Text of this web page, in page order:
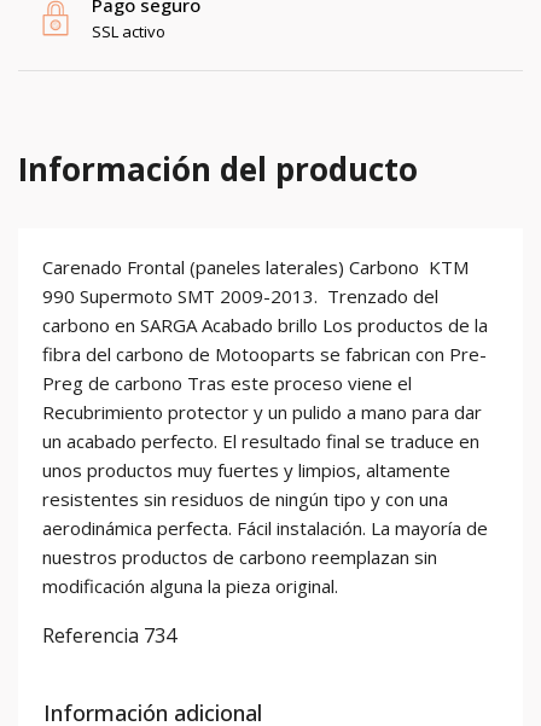
Pago seguro
SSL activo
Información del producto
Carenado Frontal (paneles laterales) Carbono KTM
990 Supermoto SMT 2009-2013. Trenzado del
carbono en SARGA Acabado brillo Los productos de la
fibra del carbono de Motooparts se fabrican con Pre-
Preg de carbono Tras este proceso viene el
Recubrimiento protector y un pulido a mano para dar
un acabado perfecto. El resultado final se traduce en
unos productos muy fuertes y limpios, altamente
resistentes sin residuos de ningún tipo y con una
aerodinámica perfecta. Fácil instalación. La mayoría de
nuestros productos de carbono reemplazan sin
modificación alguna la pieza original.
Referencia 734
Información adicional